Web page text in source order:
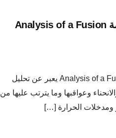
تحليل مفاصل اللحام والعناصر الملحومة Analysis of a Fusion
تحليل العناصر الملحومة بالانجليزية Analysis of a Fusion Weld يعبر عن تحليل
وعواقبها وما يترتب عليها من
ومدخلات الحرارة […]